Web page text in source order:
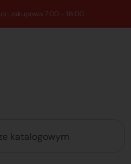
7:00 - 16:00